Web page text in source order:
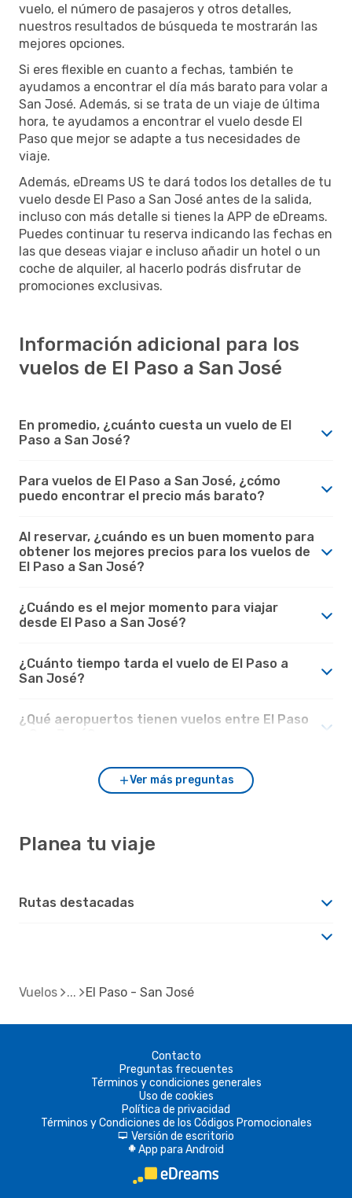
vuelo, el número de pasajeros y otros detalles,
nuestros resultados de búsqueda te mostrarán las
mejores opciones.
Si eres flexible en cuanto a fechas, también te
ayudamos a encontrar el día más barato para volar a
San José. Además, si se trata de un viaje de última
hora, te ayudamos a encontrar el vuelo desde El
Paso que mejor se adapte a tus necesidades de
viaje.
Además, eDreams US te dará todos los detalles de tu
vuelo desde El Paso a San José antes de la salida,
incluso con más detalle si tienes la APP de eDreams.
Puedes continuar tu reserva indicando las fechas en
las que deseas viajar e incluso añadir un hotel o un
coche de alquiler, al hacerlo podrás disfrutar de
promociones exclusivas.
Información adicional para los
vuelos de El Paso a San José
En promedio, ¿cuánto cuesta un vuelo de El
Paso a San José?
Para vuelos de El Paso a San José, ¿cómo
puedo encontrar el precio más barato?
Al reservar, ¿cuándo es un buen momento para
obtener los mejores precios para los vuelos de
El Paso a San José?
¿Cuándo es el mejor momento para viajar
desde El Paso a San José?
¿Cuánto tiempo tarda el vuelo de El Paso a
San José?
¿Qué aeropuertos tienen vuelos entre El Paso
Ver más preguntas
Planea tu viaje
Rutas destacadas
Vuelos El Paso - San José
Contacto
Preguntas frecuentes
Términos y condiciones generales
Uso de cookies
Política de privacidad
Términos y Condiciones de los Códigos Promocionales
d Versión de escritorio
A App para Android